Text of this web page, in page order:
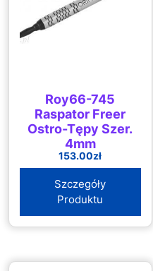
Roy66-745
Raspator Freer
Ostro-Tępy Szer.
4mm
153.00zł
Szczegóły
Produktu